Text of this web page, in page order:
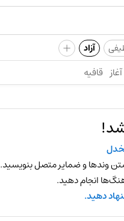
آزاد +
آغاز قافیه
وندها و ضمایر متصل بنویسید.
انجام دهید.
دهید.